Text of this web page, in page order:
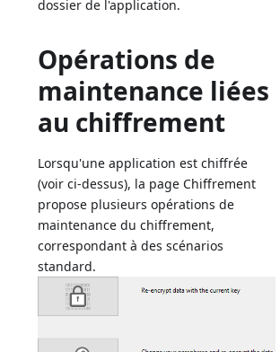
dossier de l'application.
Opérations de
maintenance liées
au chiffrement
Lorsqu'une application est chiffrée
(voir ci-dessus), la page Chiffrement
propose plusieurs opérations de
maintenance du chiffrement,
correspondant à des scénarios
standard.